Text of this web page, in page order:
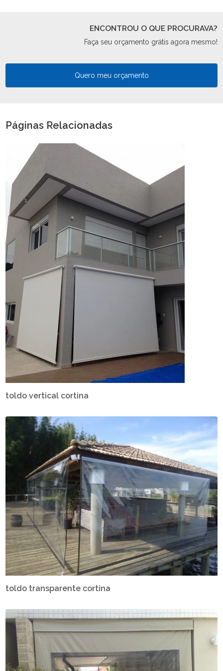
ENCONTROU O QUE PROCURAVA?
Faça seu orçamento grátis agora mesmo!
Quero meu orçamento
Páginas Relacionadas
toldo vertical cortina
toldo transparente cortina